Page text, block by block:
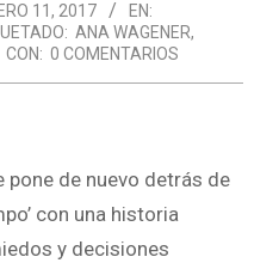
11, 2017
EN:
ANA WAGENER,
CON: 0 COMENTARIOS
pone de nuevo detrás de
con una historia
y decisiones